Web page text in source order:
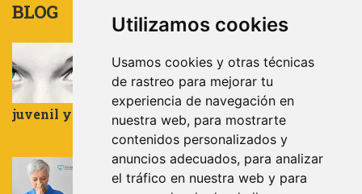
Utilizamos cookies
Usamos cookies y otras técnicas
de rastreo para mejorar tu
experiencia de navegación en
nuestra web, para mostrarte
contenidos personalizados y
anuncios adecuados, para analizar
el tráfico en nuestra web y para
BLOG
UNIVERIDAD DE ALMERÍA en:
Trauma, Apego, Resiliencia y Terapia
EMDR aplicada a la población infanto-
juvenil y adultos
LA NECESIDAD DE CONTROL